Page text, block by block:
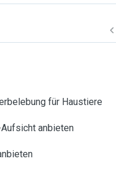
für Haustiere
anbieten